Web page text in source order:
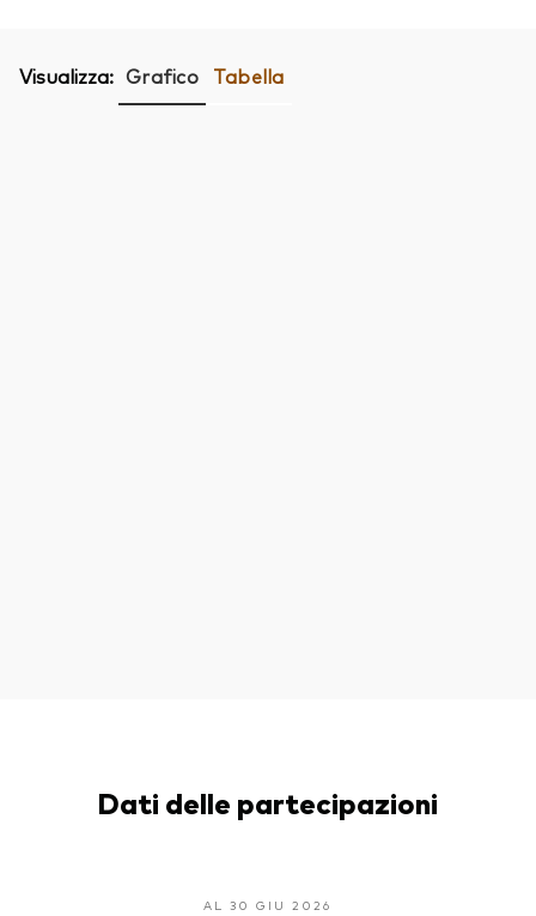
Visualizza: Grafico Tabella
Dati delle partecipazioni
AL 30 GIU 2026